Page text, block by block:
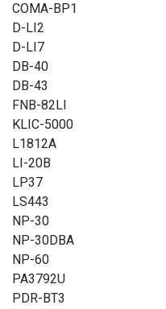
COMA-BP1
D-LI2
D-LI7
DB-40
DB-43
FNB-82LI
KLIC-5000
L1812A
LI-20B
LP37
LS443
NP-30
NP-30DBA
NP-60
PA3792U
PDR-BT3